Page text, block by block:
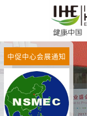
中促中心会展通知